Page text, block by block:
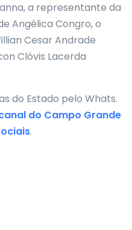
a representante da
Angélica Congro, o
Cesar Andrade
Clóvis Lacerda
do Estado pelo Whats.
do Campo Grande
.